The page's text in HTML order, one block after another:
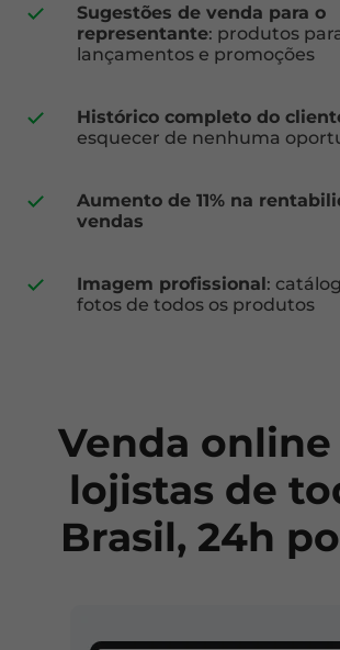
Sugestões de venda para o
representante: produtos
lançamentos e promoções
Histórico completo do
esquecer de nenhuma
Aumento de 11% na
vendas
Imagem profissional:
fotos de todos os produtos
Venda online
lojistas de
Brasil, 24h